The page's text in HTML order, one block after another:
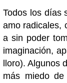
Todos los días
amo radicales,
a sin poder
imaginación,
lloro). Algunos
más miedo